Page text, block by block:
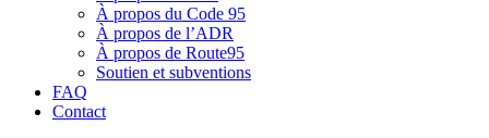
À propos du Code 95
À propos de l’ADR
À propos de Route95
Soutien et subventions
FAQ
Contact